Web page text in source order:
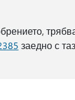
заедно с